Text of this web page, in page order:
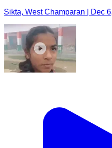
Sikta, West Champaran | Dec